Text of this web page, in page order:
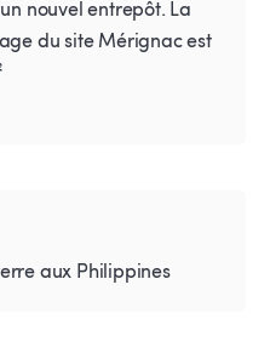
nouvel entrepôt. La
du site Mérignac est
aux Philippines